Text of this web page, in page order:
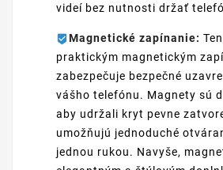
videí bez nutnosti držať
Magnetické zapínanie:
praktickým magnetickým
zabezpečuje bezpečné
vášho telefónu. Magnety sú
aby udržali kryt pevne
umožňujú jednoduché
jednou rukou. Navyše,